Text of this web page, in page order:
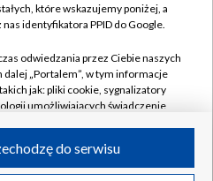
Pomoc
Kanały
S.A. w likwidacji
które wskazujemy poniżej, a
identyfikatora PPID do Google.
odwiedzania przez Ciebie naszych
dalej „Portalem”, w tym informacje
jak: pliki cookie, sygnalizatory
umożliwiających świadczenie
do serwisu